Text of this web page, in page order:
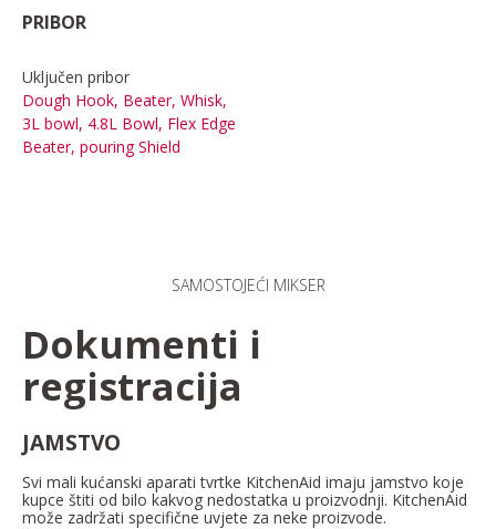
PRIBOR
Uključen pribor
Dough Hook, Beater, Whisk,
3L bowl, 4.8L Bowl, Flex Edge
Beater, pouring Shield
SAMOSTOJEĆI MIKSER
Dokumenti i
registracija
JAMSTVO
Svi mali kućanski aparati tvrtke KitchenAid imaju jamstvo koje
kupce štiti od bilo kakvog nedostatka u proizvodnji. KitchenAid
može zadržati specifične uvjete za neke proizvode.